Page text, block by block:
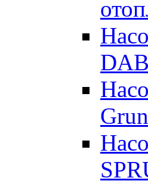
DAB